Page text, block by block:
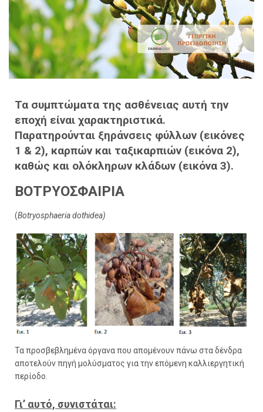
Τα συμπτώματα της ασθένειας αυτή την
εποχή είναι χαρακτηριστικά.
Παρατηρούνται ξηράνσεις φύλλων (εικόνες
1 & 2), καρπών και ταξικαρπιών (εικόνα 2),
καθώς και ολόκληρων κλάδων (εικόνα 3).
ΒΟΤΡΥΟΣΦΑΙΡΙΑ
(Botryosphaeria dothidea)
Τα προσβεβλημένα όργανα που απομένουν πάνω στα δένδρα
αποτελούν πηγή μολύσματος για την επόμενη καλλιεργητική
περίοδο.
Γι’ αυτό, συνιστάται: